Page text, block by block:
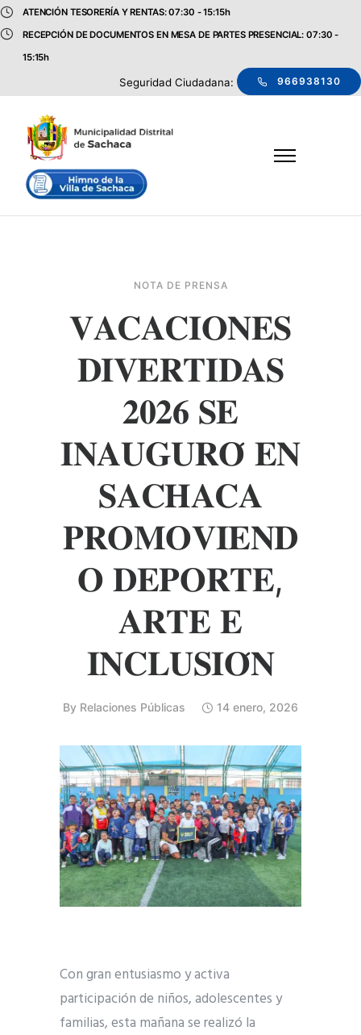
ATENCIÓN TESORERÍA Y RENTAS: 07:30 - 15:15h
RECEPCIÓN DE DOCUMENTOS EN MESA DE PARTES PRESENCIAL: 07:30 -
15:15h
Seguridad Ciudadana: 966938130
NOTA DE PRENSA
𝐕𝐀𝐂𝐀𝐂𝐈𝐎𝐍𝐄𝐒
𝐃𝐈𝐕𝐄𝐑𝐓𝐈𝐃𝐀𝐒
𝟐𝟎𝟐𝟔 𝐒𝐄
𝐈𝐍𝐀𝐔𝐆𝐔𝐑𝐎́ 𝐄𝐍
𝐒𝐀𝐂𝐇𝐀𝐂𝐀
𝐏𝐑𝐎𝐌𝐎𝐕𝐈𝐄𝐍𝐃
𝐎 𝐃𝐄𝐏𝐎𝐑𝐓𝐄,
𝐀𝐑𝐓𝐄 𝐄
𝐈𝐍𝐂𝐋𝐔𝐒𝐈𝐎́𝐍
By Relaciones Públicas 14 enero, 2026
Con gran entusiasmo y activa
participación de niños, adolescentes y
familias, esta mañana se realizó la